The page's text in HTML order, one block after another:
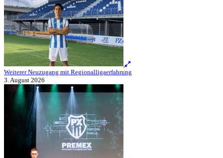
Weiterer Neuzugang mit Regionalligaerfahrung
3. August 2026